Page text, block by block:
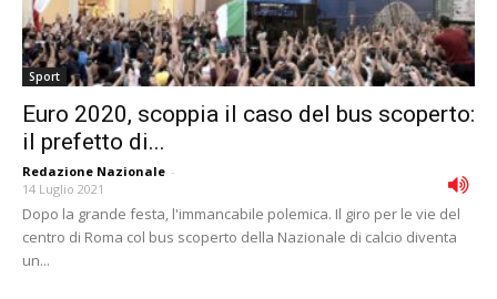
Sport
Euro 2020, scoppia il caso del bus scoperto:
il prefetto di...
Redazione Nazionale -
14 Luglio 2021
Dopo la grande festa, l'immancabile polemica. Il giro per le vie del
centro di Roma col bus scoperto della Nazionale di calcio diventa
un...